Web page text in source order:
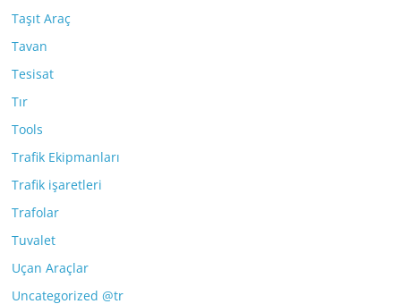
Taşıt Araç
Tavan
Tesisat
Tır
Tools
Trafik Ekipmanları
Trafik işaretleri
Trafolar
Tuvalet
Uçan Araçlar
Uncategorized @tr